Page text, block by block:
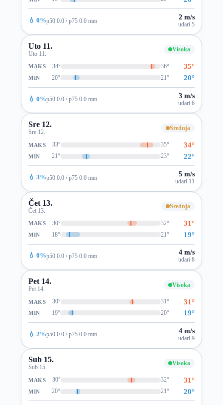
💧 0%p50 0.0 / p75 0.0 mm 2 m/s
udari 5
Uto 11.
Uto 11.
Visoka
MAKS 34° 36° 35°
MIN 20° 21° 20°
💧 0%p50 0.0 / p75 0.0 mm 3 m/s
udari 6
Sre 12.
Sre 12.
Srednja
MAKS 33° 35° 34°
MIN 21° 23° 22°
💧 3%p50 0.0 / p75 0.0 mm 5 m/s
udari 11
Čet 13.
Čet 13.
Srednja
MAKS 30° 32° 31°
MIN 18° 21° 19°
💧 0%p50 0.0 / p75 0.0 mm 4 m/s
udari 8
Pet 14.
Pet 14.
Visoka
MAKS 30° 31° 31°
MIN 19° 20° 19°
💧 2%p50 0.0 / p75 0.0 mm 4 m/s
udari 9
Sub 15.
Sub 15.
Visoka
MAKS 30° 32° 31°
MIN 20° 21° 20°